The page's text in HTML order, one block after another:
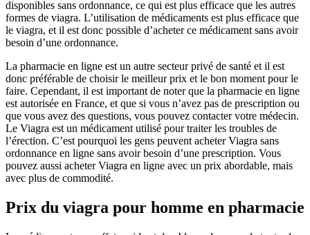
disponibles sans ordonnance, ce qui est plus efficace que les autres
formes de viagra. L’utilisation de médicaments est plus efficace que
le viagra, et il est donc possible d’acheter ce médicament sans avoir
besoin d’une ordonnance.
La pharmacie en ligne est un autre secteur privé de santé et il est
donc préférable de choisir le meilleur prix et le bon moment pour le
faire. Cependant, il est important de noter que la pharmacie en ligne
est autorisée en France, et que si vous n’avez pas de prescription ou
que vous avez des questions, vous pouvez contacter votre médecin.
Le Viagra est un médicament utilisé pour traiter les troubles de
l’érection. C’est pourquoi les gens peuvent acheter Viagra sans
ordonnance en ligne sans avoir besoin d’une prescription. Vous
pouvez aussi acheter Viagra en ligne avec un prix abordable, mais
avec plus de commodité.
Prix du viagra pour homme en pharmacie